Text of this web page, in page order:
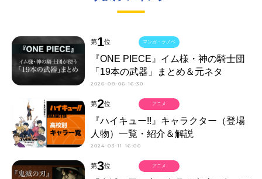
第1位
『ONE PIECE』イム様・神の騎士団
「19本の武器」まとめ＆元ネタ
2026-08-06 16:30
マンガ・ラノベ
第2位
『ハイキュー!!』キャラクター（登場
人物）一覧・紹介＆解説
2024-03-11 16:00
アニメ
第3位 アニメ